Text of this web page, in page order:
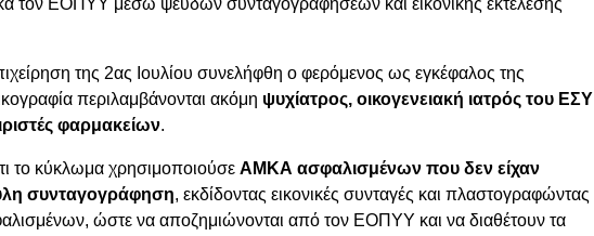
τον ΕΟΠΥΥ μέσω ψευδών συνταγογραφήσεων και εικονικής εκτέλεσης
της 2ας Ιουλίου συνελήφθη ο φερόμενος ως εγκέφαλος της
περιλαμβάνονται ακόμη ψυχίατρος, οικογενειακή ιατρός του ΕΣΥ
φαρμακείων.
το κύκλωμα χρησιμοποιούσε ΑΜΚΑ ασφαλισμένων που δεν είχαν
συνταγογράφηση, εκδίδοντας εικονικές συνταγές και πλαστογραφώντας
ώστε να αποζημιώνονται από τον ΕΟΠΥΥ και να διαθέτουν τα